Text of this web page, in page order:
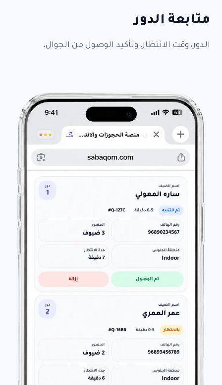
متابعة الدور
الدور، وقت الانتظار، وتأكيد الوصول من الجوال.